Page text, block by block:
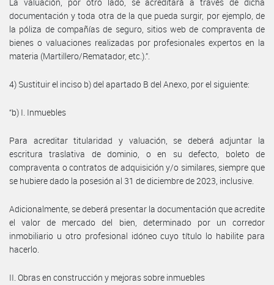
documentación y toda otra de la que pueda surgir, por ejemplo, de
la póliza de compañías de seguro, sitios web de compraventa de
bienes o valuaciones realizadas por profesionales expertos en la
materia (Martillero/Rematador, etc.).”.
4) Sustituir el inciso b) del apartado B del Anexo, por el siguiente:
“b) I. Inmuebles
Para acreditar titularidad y valuación, se deberá adjuntar la
escritura traslativa de dominio, o en su defecto, boleto de
compraventa o contratos de adquisición y/o similares, siempre que
se hubiere dado la posesión al 31 de diciembre de 2023, inclusive.
Adicionalmente, se deberá presentar la documentación que acredite
el valor de mercado del bien, determinado por un corredor
inmobiliario u otro profesional idóneo cuyo título lo habilite para
hacerlo.
II. Obras en construcción y mejoras sobre inmuebles